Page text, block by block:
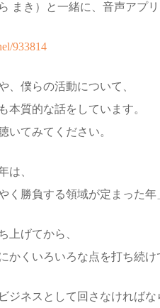
まき）と一緒に、音声アプ
933814
、僕らの活動について、
本質的な話をしています。
いてみてください。
は、
く勝負する領域が定まった年
上げてから、
かくいろいろな点を打ち続け
ジネスとして回さなければな